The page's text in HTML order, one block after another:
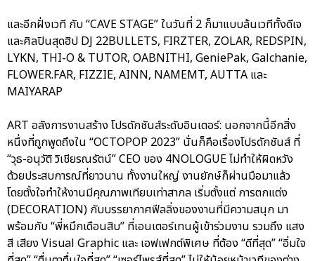
และอีกฝั่งเวที กับ “CAVE STAGE” ในวันที่ 2 ก็มาแบบล้นเวทีทั้งดีเจ
และศิลปินสุดฮิป DJ 22BULLETS, FIRZTER, ZOLAR, REDSPIN,
LYKN, THI-O & TUTOR, OABNITHI, GeniePak, Galchanie,
FLOWER.FAR, FIZZIE, AINN, NAMEMT, AUTTA และ
MAIYARAP
ART อลังการงานสร้าง โปรดักชันส์ระดับอินเตอร์: นอกจากนี้อีกสิ่ง
หนึ่งที่ถูกพูดถึงใน “OCTOPOP 2023” นั่นก็คือเรื่องโปรดักชันส์ ที่
“วุธ-อนุวัติ วิเชียรณรัตน์” CEO ของ 4NOLOGUE ไม่ทำให้ผิดหวัง
ด้วยประสบการณ์ที่ยาวนาน ทั้งงานใหญ่ งานยักษ์ก็ผ่านมือมาแล้ว
โดยตั้งใจทำให้งานมีคุณภาพเทียบเท่าสากล เริ่มตั้งแต่ การตกแต่ง
(DECORATION) กับบรรยากาศฟีลลิ่งของงานที่มีความสนุก มา
พร้อมกับ “พี่หมึกเดือนสิบ” ที่เอนเตอร์เทนผู้เข้าร่วมงาน รวมถึง แสง
สี เสียง Visual Graphic และ เอฟเฟกต์พิเศษ ที่ต้อง “ดีที่สุด” “อิ่มใจ